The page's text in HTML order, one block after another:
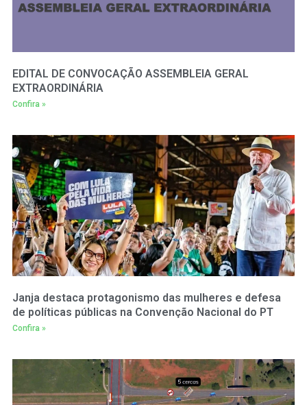
EDITAL DE CONVOCAÇÃO ASSEMBLEIA GERAL
EXTRAORDINÁRIA
Confira »
Janja destaca protagonismo das mulheres e defesa
de políticas públicas na Convenção Nacional do PT
Confira »